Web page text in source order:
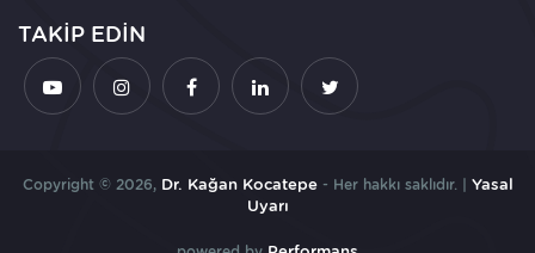
TAKİP EDİN
Copyright © 2026, Dr. Kağan Kocatepe- Her hakkı saklıdır. | Yasal
Uyarı